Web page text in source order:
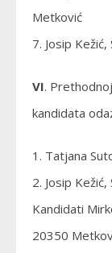
Metković
7. Josip
VI.
kandidata
1. Tatjana
2. Josip
Kandidati
20350